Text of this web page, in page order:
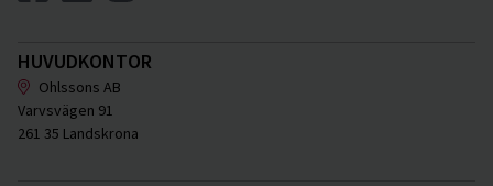
HUVUDKONTOR
Ohlssons AB
Varvsvägen 91
261 35 Landskrona